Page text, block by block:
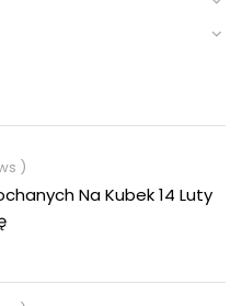
)
Na Kubek 14 Luty